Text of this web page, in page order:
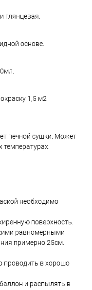
глянцевая.
основе.
1,5 м2
печной сушки. Может
необходимо
поверхность.
равномерными
примерно 25см.
проводить в хорошо
и распылять в